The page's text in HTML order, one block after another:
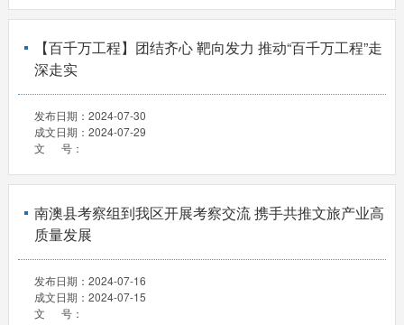
【百千万工程】团结齐心 靶向发力 推动“百千万工程”走
深走实
发布日期： 2024-07-30
成文日期： 2024-07-29
文 号：
南澳县考察组到我区开展考察交流 携手共推文旅产业高
质量发展
发布日期： 2024-07-16
成文日期： 2024-07-15
文 号：